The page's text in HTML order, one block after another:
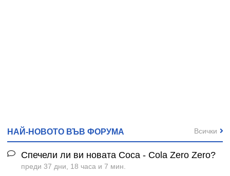
НАЙ-НОВОТО ВЪВ ФОРУМА
Спечели ли ви новата Coca - Cola Zero Zero?
преди 37 дни, 18 часа и 7 мин.
Всички